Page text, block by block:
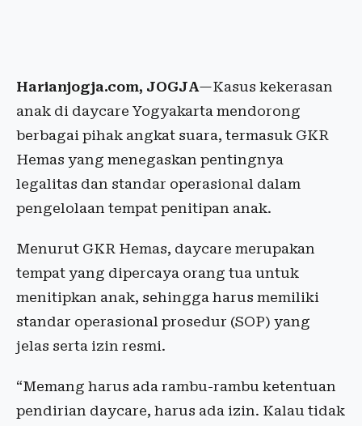
Harianjogja.com, JOGJA—Kasus kekerasan
anak di daycare Yogyakarta mendorong
berbagai pihak angkat suara, termasuk GKR
Hemas yang menegaskan pentingnya
legalitas dan standar operasional dalam
pengelolaan tempat penitipan anak.
Menurut GKR Hemas, daycare merupakan
tempat yang dipercaya orang tua untuk
menitipkan anak, sehingga harus memiliki
standar operasional prosedur (SOP) yang
jelas serta izin resmi.
“Memang harus ada rambu-rambu ketentuan
pendirian daycare, harus ada izin. Kalau tidak